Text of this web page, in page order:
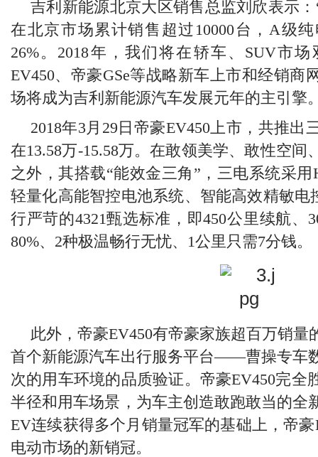
吉利新能源北京大区销售总监刘欣表示：
在北京市场累计销售超过10000台，A级
26%。2018年，我们将在轿车、SUV市场
EV450、帝豪GSe等战略新车上市和经销商
场将成为吉利新能源汽车发展元年的主引擎
2018年3月 29日帝豪EV450上市 ， 共推出
在13.58万-15.58万。在敢领美学、敢性空间
之外，其搭载“能效金三角”，三电系统采
轻量化高能智控电池系统、智能高效精敏电
行严苛的4321甄选标准，即450公里续航、3
80%、 2种极温畅行无忧、1公里只需7分钱。
此外，帝豪EV450有帝豪家族超百万销量
首个新能源汽车出行服务平台——曹操专车
次的用车环境的品质验证。帝豪EV450完全
半径和用车场景，为车主创造敢跑敢当的全
EV连续获得多个月销量冠军的基础上，帝豪
电动市场的新销冠。